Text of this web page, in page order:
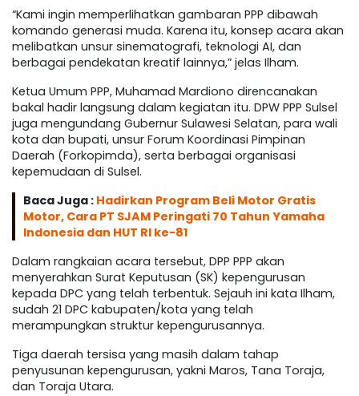
“Kami ingin memperlihatkan gambaran PPP dibawah
komando generasi muda. Karena itu, konsep acara akan
melibatkan unsur sinematografi, teknologi AI, dan
berbagai pendekatan kreatif lainnya,” jelas Ilham.
Ketua Umum PPP, Muhamad Mardiono direncanakan
bakal hadir langsung dalam kegiatan itu. DPW PPP Sulsel
juga mengundang Gubernur Sulawesi Selatan, para wali
kota dan bupati, unsur Forum Koordinasi Pimpinan
Daerah (Forkopimda), serta berbagai organisasi
kepemudaan di Sulsel.
Baca Juga : Hadirkan Program Beli Motor Gratis
Motor, Cara PT SJAM Peringati 70 Tahun Yamaha
Indonesia dan HUT RI ke-81
Dalam rangkaian acara tersebut, DPP PPP akan
menyerahkan Surat Keputusan (SK) kepengurusan
kepada DPC yang telah terbentuk. Sejauh ini kata Ilham,
sudah 21 DPC kabupaten/kota yang telah
merampungkan struktur kepengurusannya.
Tiga daerah tersisa yang masih dalam tahap
penyusunan kepengurusan, yakni Maros, Tana Toraja,
dan Toraja Utara.